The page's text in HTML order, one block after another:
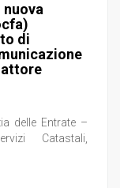
di
delle Entrate –
Catastali,